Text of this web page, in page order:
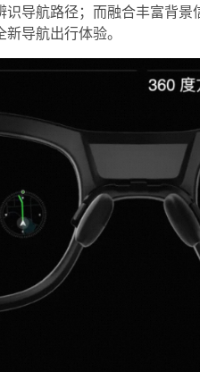
识导航路径；而融合丰富背
导航出行体验。